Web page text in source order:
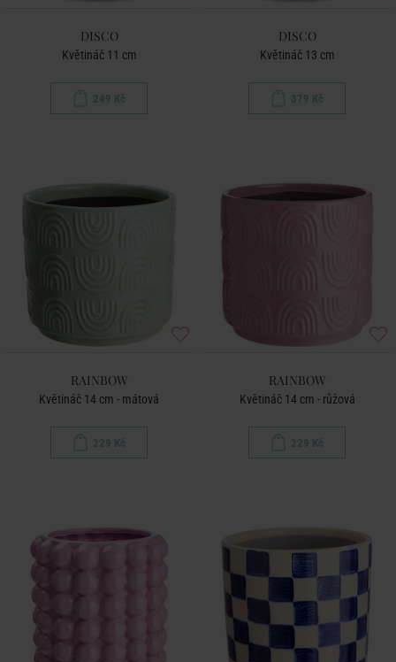
DISCO
Květináč 11 cm
249 Kč
DISCO
Květináč 13 cm
379 Kč
RAINBOW
Květináč 14 cm - mátová
229 Kč
RAINBOW
Květináč 14 cm - růžová
229 Kč